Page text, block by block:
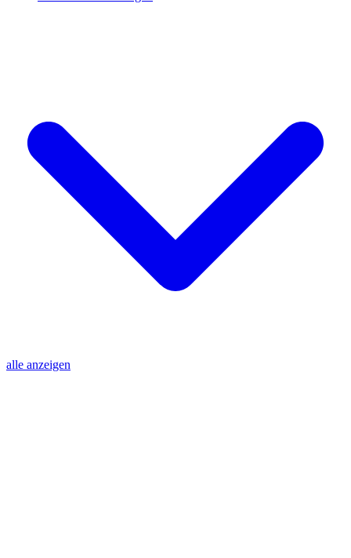
alle anzeigen